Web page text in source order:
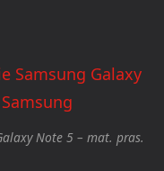
Note 5 – mat. pras.